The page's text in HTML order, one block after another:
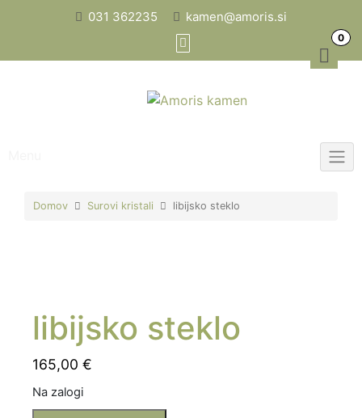
031 362235 kamen@amoris.si
0
Domov Surovi kristali libijsko steklo
libijsko steklo
165,00 €
Na zalogi